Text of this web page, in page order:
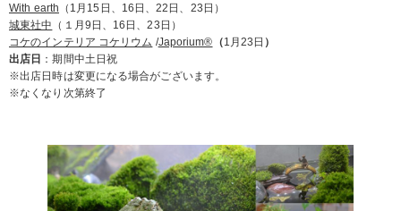
With earth （1月15日、16日、22日、 23日）
城東社中 （１月9日、16日、23日）
コケのインテリア コケリウム /Japorium® （1月23日 ）
出店日 ：期間中土日祝
※出店日時は変更になる場合がございます。
※なくなり次第終了